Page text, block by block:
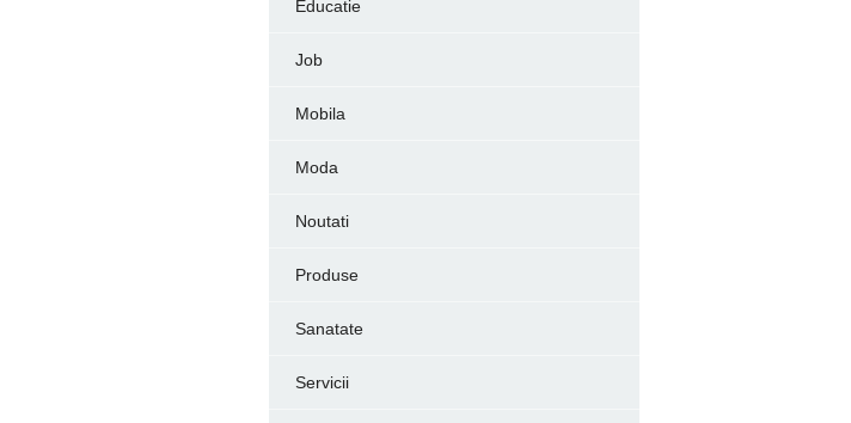
Educatie
Job
Mobila
Moda
Noutati
Produse
Sanatate
Servicii